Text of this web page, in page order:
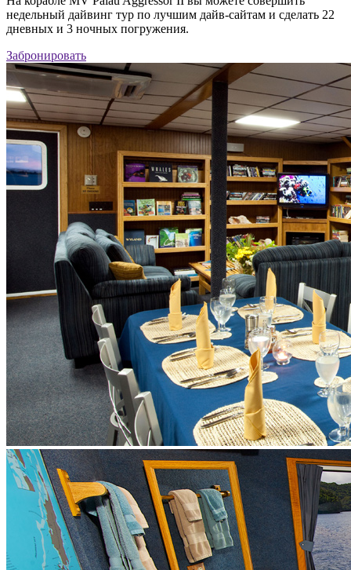
недельный дайвинг тур по лучшим дайв-сайтам и сделать 22
дневных и 3 ночных погружения.
Забронировать